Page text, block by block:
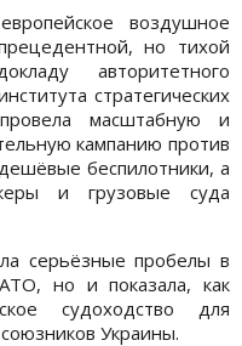
воздушное
но тихой
авторитетного
стратегических
масштабную и
кампанию против
беспилотники, а
и грузовые суда
серьёзные пробелы в
но и показала, как
судоходство для
Украины.